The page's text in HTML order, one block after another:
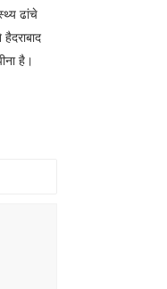
ढांचे
है।